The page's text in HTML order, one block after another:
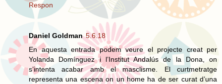
Respon
Daniel Goldman 5.6.18
En aquesta entrada podem veure el projecte creat per
Yolanda Domínguez i l’Institut Andalús de la Dona, on
s’intenta acabar amb el masclisme. El curtmetratge
representa una escena on un home ha de ser curat d’una